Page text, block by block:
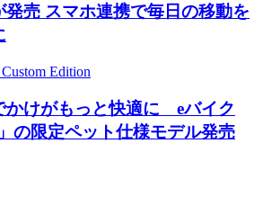
発売 スマホ連携で毎日の移動を
かけがもっと快適に eバイク
の限定ペット仕様モデル発売